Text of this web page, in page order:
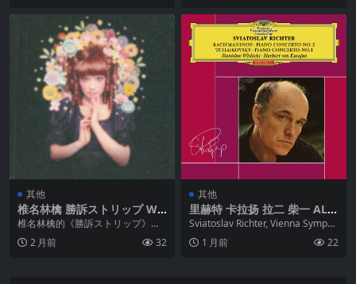
其他
椎名林檎 勝訴ストリップ WA
V 整轨 +CUE
椎名林檎的《勝訴ストリップ》
（《胜诉的新宿舞娘》）于2000年
3月31日发行，是...
2 月前 32
其他
里赫特 卡拉扬 拉二 柴一 ALA
C 24bit 96khz
Sviatoslav Richter, Vienna Sympho
ny & He...
1 月前 22